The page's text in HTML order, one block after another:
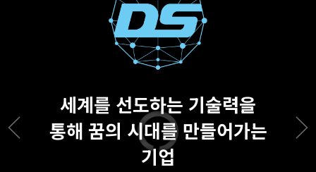
세계를 선도하는 기술력을
통해 꿈의 시대를 만들어가는
기업